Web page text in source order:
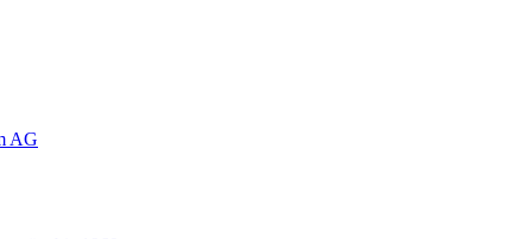
AG